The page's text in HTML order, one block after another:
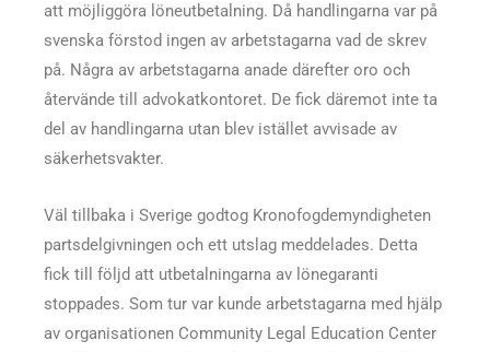
att möjliggöra löneutbetalning. Då handlingarna var på
svenska förstod ingen av arbetstagarna vad de skrev
på. Några av arbetstagarna anade därefter oro och
återvände till advokatkontoret. De fick däremot inte ta
del av handlingarna utan blev istället avvisade av
säkerhetsvakter.
Väl tillbaka i Sverige godtog Kronofogdemyndigheten
partsdelgivningen och ett utslag meddelades. Detta
fick till följd att utbetalningarna av lönegaranti
stoppades. Som tur var kunde arbetstagarna med hjälp
av organisationen Community Legal Education Center